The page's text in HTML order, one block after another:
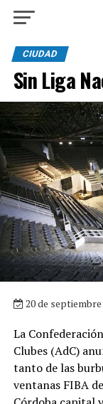
CIUDAD
Sin Liga
20 de septiembre
La
Clubes (AdC)
tanto de las
ventanas FIBA